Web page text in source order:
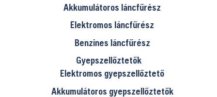
Akkumulátoros láncfűrész
Elektromos láncfűrész
Benzines láncfűrész
Gyepszellőztetők
Elektromos gyepszellőztető
Akkumulátoros gyepszellőztetők